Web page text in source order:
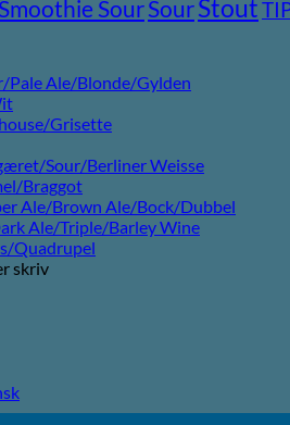
Pale Ale/Blonde/Gylden
Grisette
Sour/Berliner Weisse
Braggot
Ale/Brown Ale/Bock/Dubbel
Ale/Triple/Barley Wine
Quadrupel
Smoothie SourSourStout
skriv